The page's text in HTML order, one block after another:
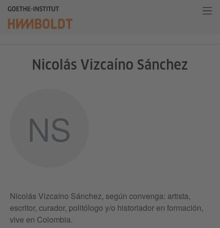
NS
Nicolás Vizcaíno Sánchez
Nicolás Vizcaíno Sánchez, según convenga: artista,
escritor, curador, politólogo y/o historiador en formación,
vive en Colombia.